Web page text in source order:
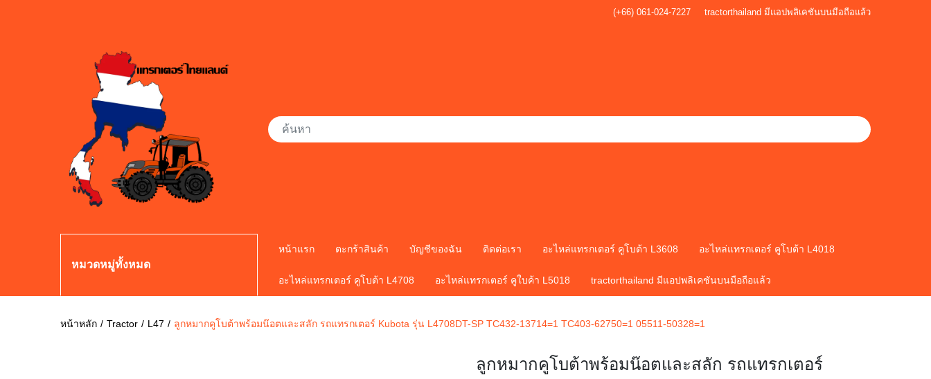
(+66) 061-024-7227 tractorthailand มีแอปพลิเคชันบนมือถือแล้ว
หมวดหมู่ทั้งหมด
หน้าแรก ตะกร้าสินค้า บัญชีของฉัน ติดต่อเรา อะไหล่แทรกเตอร์ คูโบต้า L3608 อะไหล่แทรกเตอร์ คูโบต้า L4018
อะไหล่แทรกเตอร์ คูโบต้า L4708 อะไหล่แทรกเตอร์ คูใบค้า L5018 tractorthailand มีแอปพลิเคชันบนมือถือแล้ว
หน้าหลัก Tractor L47 ลูกหมากคูโบต้าพร้อมน๊อตและสลัก รถแทรกเตอร์ Kubota รุ่น L4708DT-SP TC432-13714=1 TC403-62750=1 05511-50328=1
ลูกหมากคูโบต้าพร้อมน๊อตและสลัก รถแทรกเตอร์